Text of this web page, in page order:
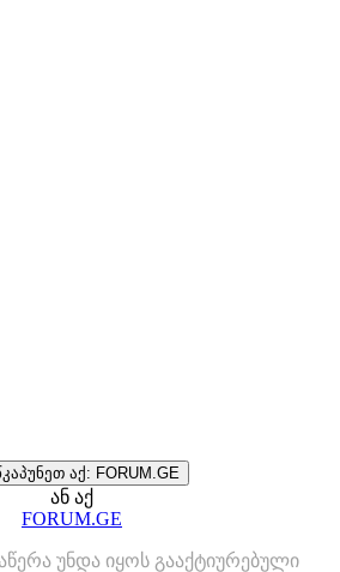
აქ: FORUM.GE
ან აქ
FORUM.GE
უნდა იყოს გააქტიურებული